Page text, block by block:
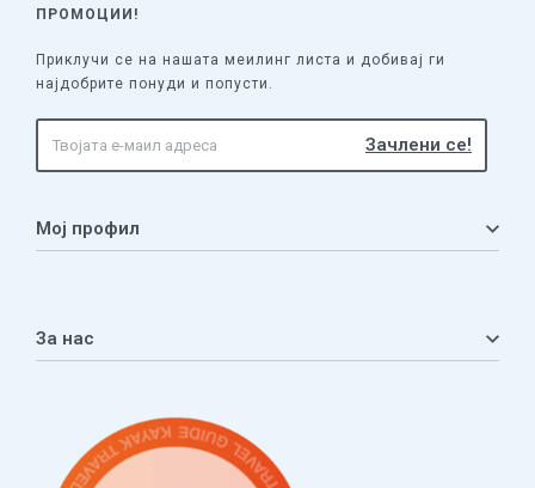
ПРОМОЦИИ!
Приклучи се на нашата меилинг листа и добивај ги
најдобрите понуди и попусти.
Мој профил
Листа на желби
За нас
Услови за плаќање и испорака